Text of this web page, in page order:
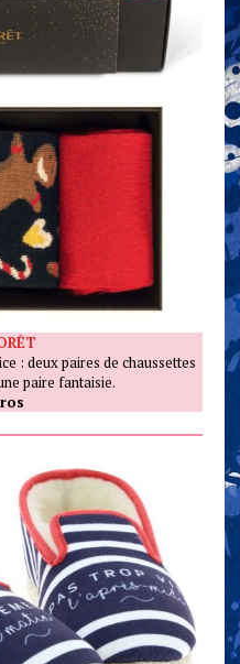
: deux paires de chaussettes
paire fantaisie.